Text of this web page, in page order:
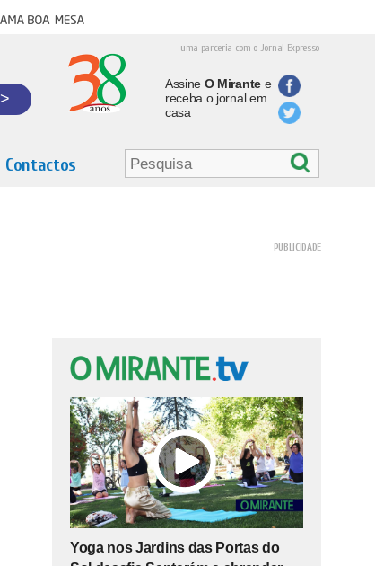
boa mesa
uma parceria com o Jornal Expresso
>
Assine O Mirantee
receba o jornal em
casa
Contactos
Yoga nos Jardins das Portas do